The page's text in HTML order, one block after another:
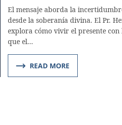
El mensaje aborda la
desde la soberanía divina. El Pr.
explora cómo vivir el presente con
que el…
READ MORE